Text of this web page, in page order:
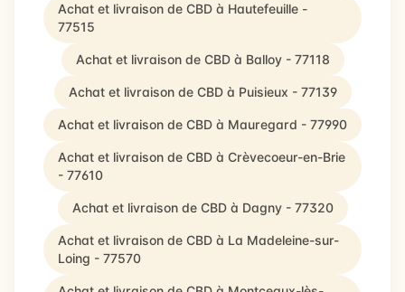
Achat et livraison de CBD à Hautefeuille -
77515
Achat et livraison de CBD à Balloy - 77118
Achat et livraison de CBD à Puisieux - 77139
Achat et livraison de CBD à Mauregard - 77990
Achat et livraison de CBD à Crèvecoeur-en-Brie
- 77610
Achat et livraison de CBD à Dagny - 77320
Achat et livraison de CBD à La Madeleine-sur-
Loing - 77570